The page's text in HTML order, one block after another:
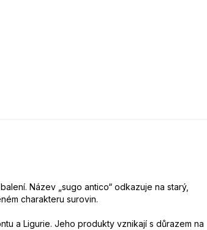
Název „sugo antico“ odkazuje na starý,
charakteru surovin.
a Ligurie. Jeho produkty vznikají s důrazem na